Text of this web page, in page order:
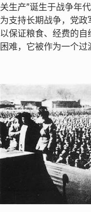
关生产”诞生于战争年
为支持长期战争，党政
以保证粮食、经费的
困难，它被作为一个过